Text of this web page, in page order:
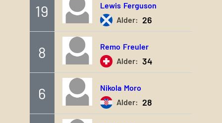
19 Lewis Ferguson
Alder: 26
8 Remo Freuler
Alder: 34
6 Nikola Moro
Alder: 28